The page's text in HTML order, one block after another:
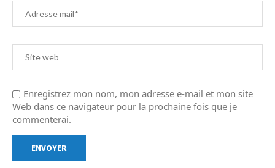
Enregistrez mon nom, mon adresse e-mail et mon site
Web dans ce navigateur pour la prochaine fois que je
commenterai.